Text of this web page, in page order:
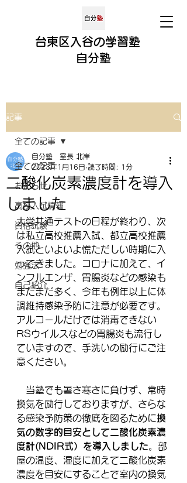
​​台東区入谷の学習塾
自分塾
記事
全ての記事
お知らせ
高校入試情報
資格試験
その他
勉強法
自己紹介
全ての記事
二酸化炭素濃度計を導入
しました
自分塾 室長 北岸
2023年1月16日 読了時間: 1分
大学共通テストの日程が終わり、次
は私立高校推薦入試、都立高校推薦
入試といよいよ慌ただしい時期に入
ってきました。コロナに加えて、イ
ンフルエンザ、胃腸炎などの感染も
まだまだ多く、今年も例年以上に体
調維持感染予防に注意が必要です。
アルコールだけでは消毒できない
RSウイルスなどの胃腸炎も流行し
ていますので、手洗いの励行にご注
意ください。
当塾でも暑さ寒さに負けず、常時
換気を励行しておりますが、さらな
る感染予防策の徹底を図るために換
気の数字的目安として二酸化炭素濃
度計(NDIR式）を導入しました。部
屋の温度、湿度に加えて二酸化炭素
濃度を目安にすることで室内の換気